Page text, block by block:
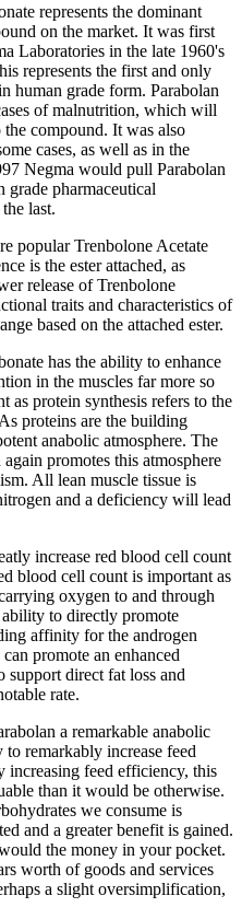
represents the dominant
on the market. It was first
Laboratories in the late 1960's
represents the first and only
human grade form. Parabolan
of malnutrition, which will
the compound. It was also
cases, as well as in the
Negma would pull Parabolan
grade pharmaceutical
last.
popular Trenbolone Acetate
is the ester attached, as
release of Trenbolone
traits and characteristics of
based on the attached ester.
has the ability to enhance
in the muscles far more so
as protein synthesis refers to the
As proteins are the building
anabolic atmosphere. The
promotes this atmosphere
. All lean muscle tissue is
and a deficiency will lead
increase red blood cell count
blood cell count is important as
oxygen to and through
ability to directly promote
affinity for the androgen
promote an enhanced
support direct fat loss and
rate.
a remarkable anabolic
remarkably increase feed
increasing feed efficiency, this
than it would be otherwise.
we consume is
and a greater benefit is gained.
the money in your pocket.
worth of goods and services
a slight oversimplification,